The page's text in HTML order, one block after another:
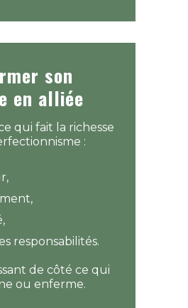
son
en alliée
qui fait la richesse
:
responsabilités.
de côté ce qui
ou enferme.